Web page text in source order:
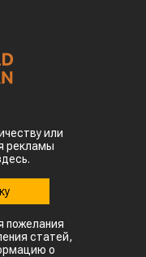
или
рекламы
пожелания
статей,
о